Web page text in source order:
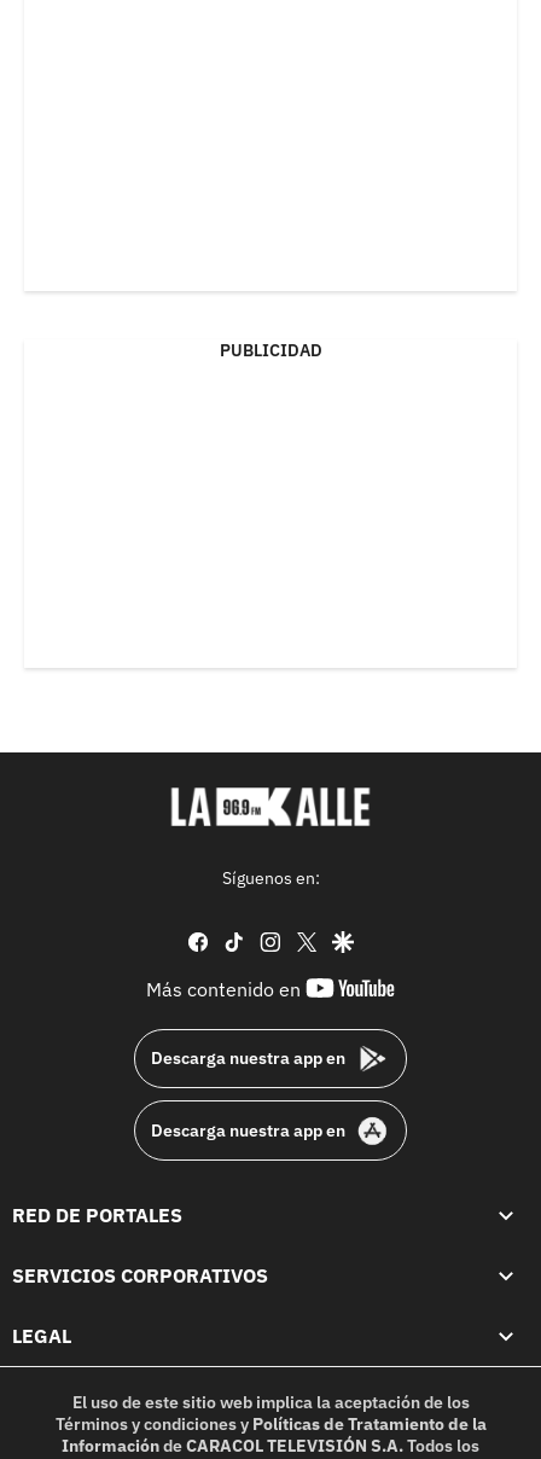
PUBLICIDAD
Síguenos en:
facebook
tiktok instagram
twittergoogle
Más contenido en
youtube-
Descarga nuestra app en
Descarga nuestra app en
RED DE PORTALES
SERVICIOS CORPORATIVOS
LEGAL
El uso de este sitio web implica la aceptación de los
Términos y condicionesy Políticas de Tratamiento de la
InformacióndeCARACOL TELEVISIÓN S.A.Todos los